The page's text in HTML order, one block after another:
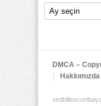
Video
Arşiv
DMCA –
Hakkımızda